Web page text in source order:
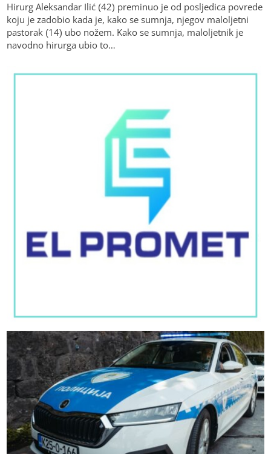
Hirurg Aleksandar Ilić (42) preminuo je od posljedica povrede
koju je zadobio kada je, kako se sumnja, njegov maloljetni
pastorak (14) ubo nožem. Kako se sumnja, maloljetnik je
navodno hirurga ubio to…